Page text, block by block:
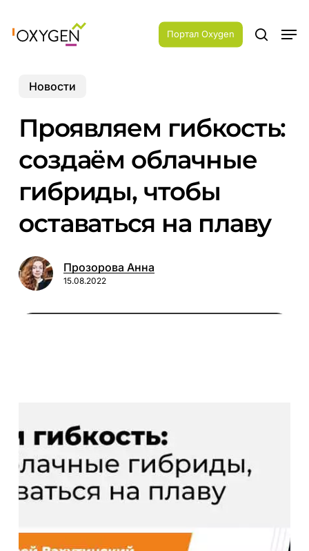
main
Портал Oxygen search
Новости
Проявляем гибкость:
создаём облачные
гибриды, чтобы
оставаться на плаву
Прозорова Анна
15.08.2022